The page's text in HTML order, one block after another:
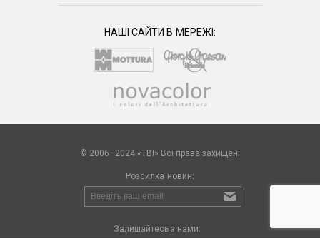
НАШІ САЙТИ В МЕРЕЖІ:
© 2006–2024 «TBI» Всі права захищені
Розсилка новин:
Залишайтесь з нами: